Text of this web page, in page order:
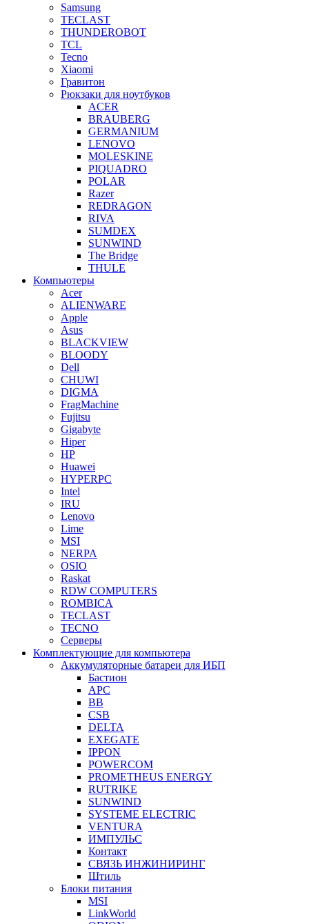
Samsung
TECLAST
THUNDEROBOT
TCL
Tecno
Xiaomi
Гравитон
Рюкзаки для ноутбуков
ACER
BRAUBERG
GERMANIUM
LENOVO
MOLESKINE
PIQUADRO
POLAR
Razer
REDRAGON
RIVA
SUMDEX
SUNWIND
The Bridge
THULE
Компьютеры
Acer
ALIENWARE
Apple
Asus
BLACKVIEW
BLOODY
Dell
CHUWI
DIGMA
FragMachine
Fujitsu
Gigabyte
Hiper
HP
Huawei
HYPERPC
Intel
IRU
Lenovo
Lime
MSI
NERPA
OSIO
Raskat
RDW COMPUTERS
ROMBICA
TECLAST
TECNO
Серверы
Комплектующие для компьютера
Аккумуляторные батареи для ИБП
Бастион
APC
BB
CSB
DELTA
EXEGATE
IPPON
POWERCOM
PROMETHEUS ENERGY
RUTRIKE
SUNWIND
SYSTEME ELECTRIC
VENTURA
ИМПУЛЬС
Контакт
СВЯЗЬ ИНЖИНИРИНГ
Штиль
Блоки питания
MSI
LinkWorld